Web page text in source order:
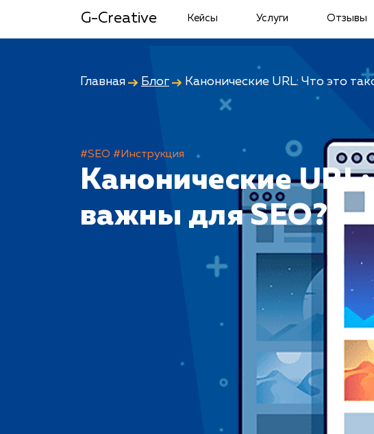
G-Creative Кейсы Услуги Отзывы
Главная Блог Канонические URL: Что это
#SEO #Инструкция
Канонические
важны для SEO?